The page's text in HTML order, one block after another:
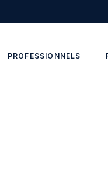
PROFESSIONNELS